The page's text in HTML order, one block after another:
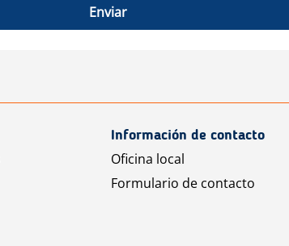
Enviar
Información de contacto
Oficina local
Formulario de contacto